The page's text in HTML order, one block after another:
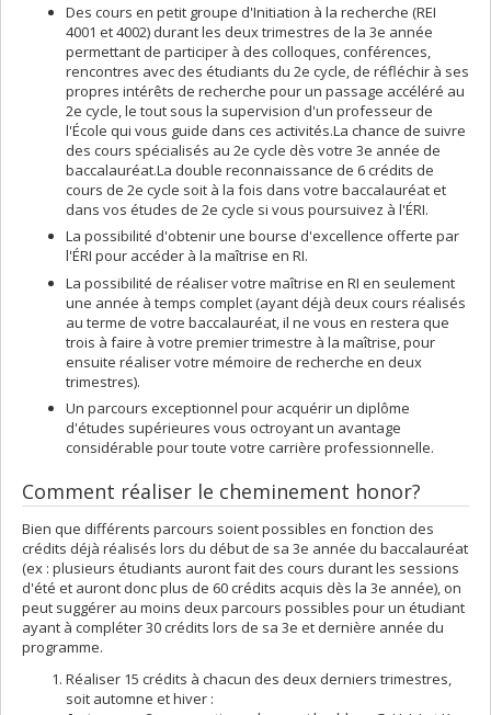
Des cours en petit groupe d'Initiation à la recherche (REI
4001 et 4002) durant les deux trimestres de la 3e année
permettant de participer à des colloques, conférences,
rencontres avec des étudiants du 2e cycle, de réfléchir à ses
propres intérêts de recherche pour un passage accéléré au
2e cycle, le tout sous la supervision d'un professeur de
l'École qui vous guide dans ces activités.La chance de suivre
des cours spécialisés au 2e cycle dès votre 3e année de
baccalauréat.La double reconnaissance de 6 crédits de
cours de 2e cycle soit à la fois dans votre baccalauréat et
dans vos études de 2e cycle si vous poursuivez à l'ÉRI.
La possibilité d'obtenir une bourse d'excellence offerte par
l'ÉRI pour accéder à la maîtrise en RI.
La possibilité de réaliser votre maîtrise en RI en seulement
une année à temps complet (ayant déjà deux cours réalisés
au terme de votre baccalauréat, il ne vous en restera que
trois à faire à votre premier trimestre à la maîtrise, pour
ensuite réaliser votre mémoire de recherche en deux
trimestres).
Un parcours exceptionnel pour acquérir un diplôme
d'études supérieures vous octroyant un avantage
considérable pour toute votre carrière professionnelle.
Comment réaliser le cheminement honor?
Bien que différents parcours soient possibles en fonction des
crédits déjà réalisés lors du début de sa 3e année du baccalauréat
(ex : plusieurs étudiants auront fait des cours durant les sessions
d'été et auront donc plus de 60 crédits acquis dès la 3e année), on
peut suggérer au moins deux parcours possibles pour un étudiant
ayant à compléter 30 crédits lors de sa 3e et dernière année du
programme.
Réaliser 15 crédits à chacun des deux derniers trimestres,
soit automne et hiver :